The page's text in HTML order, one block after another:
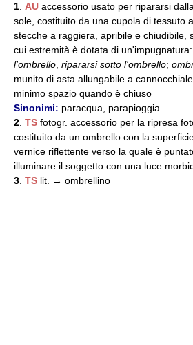
1 AU accessorio usato per ripararsi
sole, costituito da una cupola di tessuto
stecche a raggiera, apribile e chiudibile,
cui estremità è dotata di un'impugnatura:
l'ombrello ripararsi sotto l'ombrello;
munito di asta allungabile a
minimo spazio quando è chiuso
Sinonimi: paracqua, parapioggia.
2 TS fotogr. accessorio per la ripresa
costituito da un ombrello con la
vernice riflettente verso la quale è
illuminare il soggetto con una luce
3 TS lit. → ombrellino